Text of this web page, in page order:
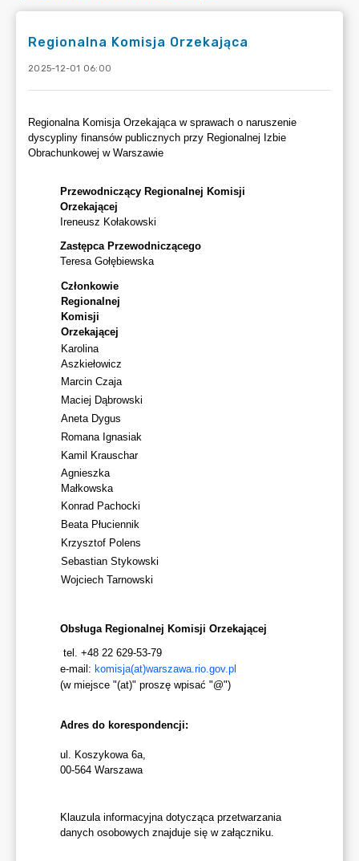
Regionalna Komisja Orzekająca
2025-12-01 06:00